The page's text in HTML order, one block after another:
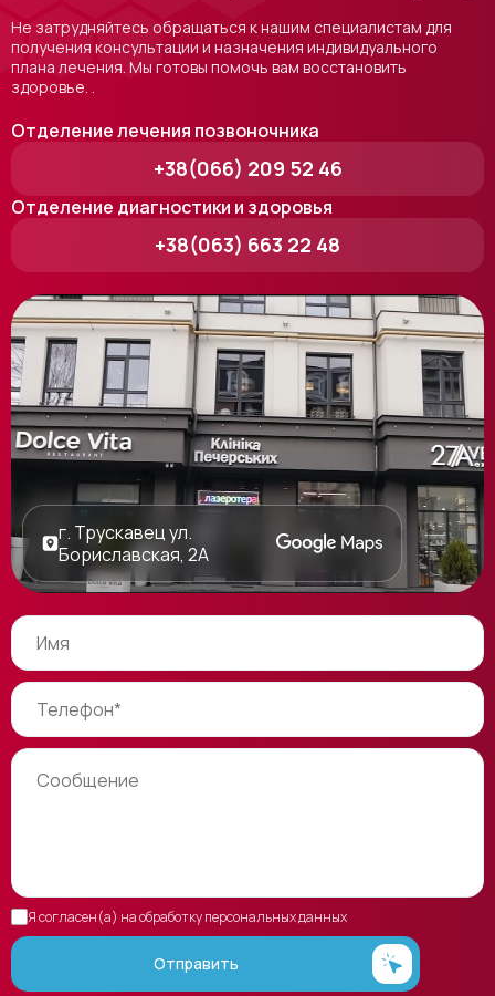
Не затрудняйтесь обращаться к нашим специалистам для
получения консультации и назначения индивидуального
плана лечения. Мы готовы помочь вам восстановить
здоровье. .
Я согласен(а) на обработку персональных данных
Отправить
Отделение лечения позвоночника
+38(066) 209 52 46
Отделение диагностики и здоровья
+38(063) 663 22 48
г. Трускавец ул.
Бориславская, 2А